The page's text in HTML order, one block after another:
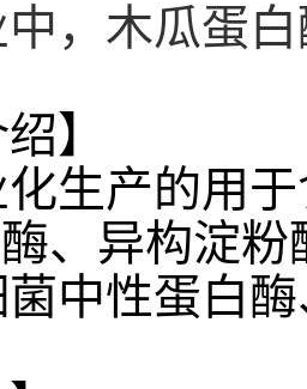
，木瓜蛋
】
生产的用
、异构淀
中性蛋白